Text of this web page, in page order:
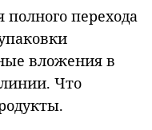
перехода
вложения в
Что